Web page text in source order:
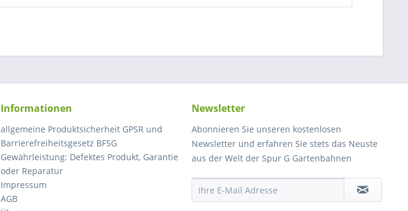
Informationen
allgemeine Produktsicherheit GPSR und
Barrierefreiheitsgesetz BFSG
Gewährleistung: Defektes Produkt, Garantie
oder Reparatur
Impressum
AGB
Newsletter
Abonnieren Sie unseren kostenlosen
Newsletter und erfahren Sie stets das Neuste
aus der Welt der Spur G Gartenbahnen